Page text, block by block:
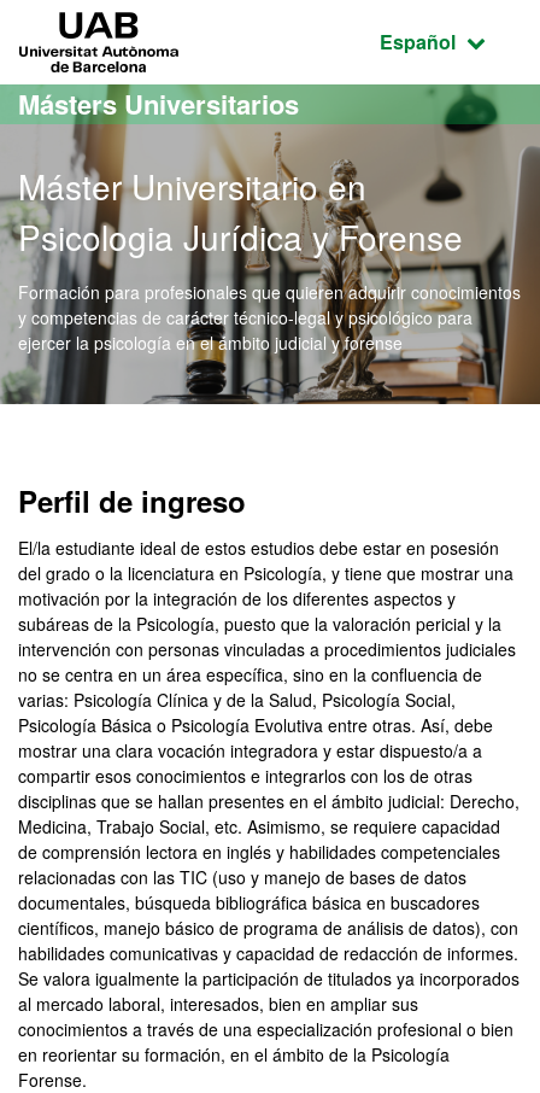
Acceso al contenido principal
Acceso a la navegación de la página
Idioma
Español
Másters Universitarios
Máster Universitario en
Psicologia Jurídica y Forense
Formación para profesionales que quieren adquirir conocimientos
y competencias de carácter técnico-legal y psicológico para
ejercer la psicología en el ámbito judicial y forense
Perfil de ingreso
El/la estudiante ideal de estos estudios debe estar en posesión
del grado o la licenciatura en Psicología, y tiene que mostrar una
motivación por la integración de los diferentes aspectos y
subáreas de la Psicología, puesto que la valoración pericial y la
intervención con personas vinculadas a procedimientos judiciales
no se centra en un área específica, sino en la confluencia de
varias: Psicología Clínica y de la Salud, Psicología Social,
Psicología Básica o Psicología Evolutiva entre otras. Así, debe
mostrar una clara vocación integradora y estar dispuesto/a a
compartir esos conocimientos e integrarlos con los de otras
disciplinas que se hallan presentes en el ámbito judicial: Derecho,
Medicina, Trabajo Social, etc. Asimismo, se requiere capacidad
de comprensión lectora en inglés y habilidades competenciales
relacionadas con las TIC (uso y manejo de bases de datos
documentales, búsqueda bibliográfica básica en buscadores
científicos, manejo básico de programa de análisis de datos), con
habilidades comunicativas y capacidad de redacción de informes.
Se valora igualmente la participación de titulados ya incorporados
al mercado laboral, interesados, bien en ampliar sus
conocimientos a través de una especialización profesional o bien
en reorientar su formación, en el ámbito de la Psicología
Forense.